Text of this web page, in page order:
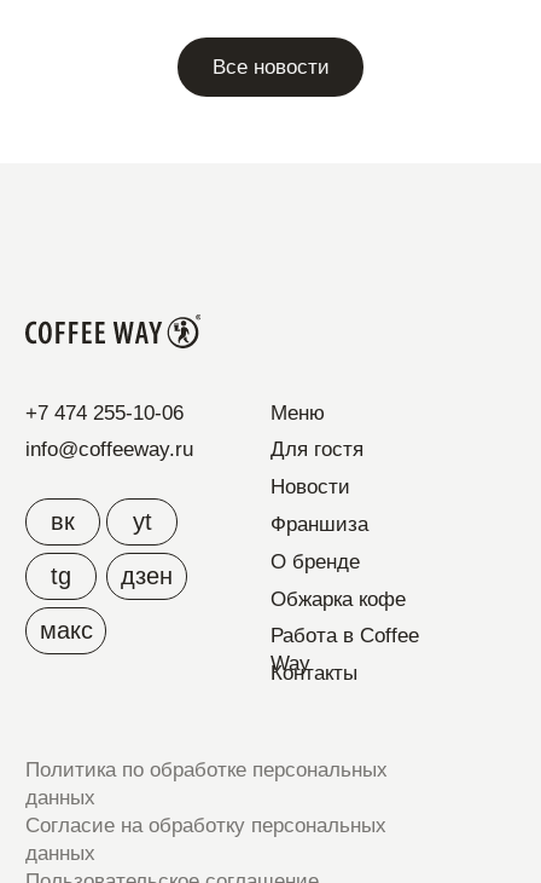
Дизайн и разработка –